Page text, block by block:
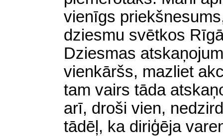
vienīgs
dziesmu svētkos
Dziesmas
vienkāršs, mazliet
tam vairs tāda
arī, droši vien,
tādēļ, ka diriģēja